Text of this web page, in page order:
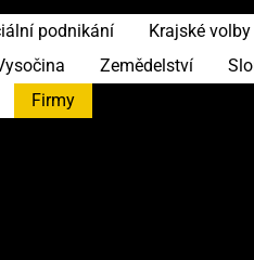
podnikání
Krajské
Zemědelství
Firmy